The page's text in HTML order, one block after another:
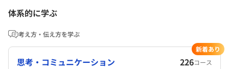
体系的に学ぶ
考え方・伝え方を学ぶ
思考・コミュニケーション 226コース
新着あり